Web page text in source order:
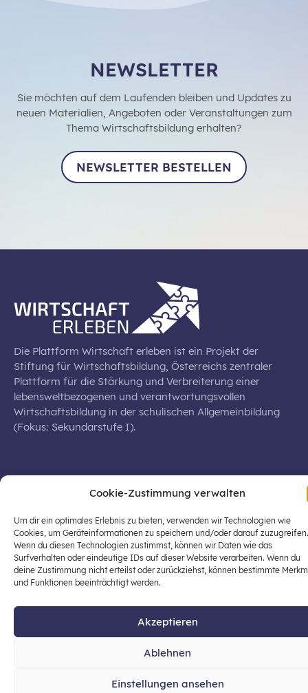
Cookie-Zustimmung verwalten
Um dir ein optimales Erlebnis zu bieten, verwenden wir Technologien wie
Cookies, um Geräteinformationen zu speichern und/oder darauf zuzugreifen.
Wenn du diesen Technologien zustimmst, können wir Daten wie das
Surfverhalten oder eindeutige IDs auf dieser Website verarbeiten. Wenn du
deine Zustimmung nicht erteilst oder zurückziehst, können bestimmte
und Funktionen beeinträchtigt werden.
Akzeptieren
Ablehnen
Einstellungen ansehen
NEWSLETTER
Sie möchten auf dem Laufenden bleiben und Updates zu
neuen Materialien, Angeboten oder Veranstaltungen zum
Thema Wirtschaftsbildung erhalten?
NEWSLETTER BESTELLEN
Die Plattform Wirtschaft erleben ist ein Projekt der
Stiftung für Wirtschaftsbildung, Österreichs zentraler
Plattform für die Stärkung und Verbreiterung einer
lebensweltbezogenen und verantwortungsvollen
Wirtschaftsbildung in der schulischen Allgemeinbildung
(Fokus: Sekundarstufe I).
© 2026 Stiftung für Wirtschaftsbildung
office@stiftung-wirtschaftsbildung.at
Datenschutz
Impressum